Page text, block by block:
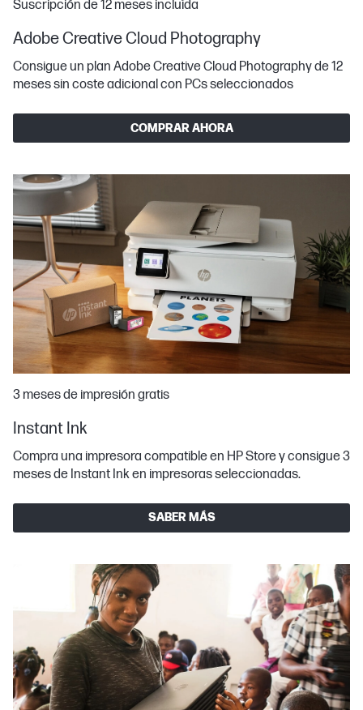
Suscripción de 12 meses incluída
Adobe Creative Cloud Photography
Consigue un plan Adobe Creative Cloud Photography de 12
meses sin coste adicional con PCs seleccionados
COMPRAR AHORA
3 meses de impresión gratis
Instant Ink
Compra una impresora compatible en HP Store y consigue 3
meses de Instant Ink en impresoras seleccionadas.
SABER MÁS